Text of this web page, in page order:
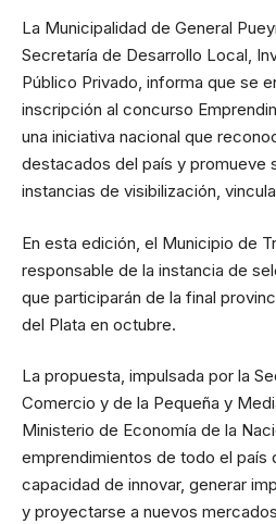
La Municipalidad de General
Secretaría de Desarrollo Local,
Público Privado, informa que se
inscripción al concurso
una iniciativa nacional que
destacados del país y promueve
instancias de visibilización,
En esta edición, el Municipio de
responsable de la instancia de
que participarán de la final
del Plata en octubre.
La propuesta, impulsada por la
Comercio y de la Pequeña y
Ministerio de Economía de la
emprendimientos de todo el país
capacidad de innovar, generar
y proyectarse a nuevos